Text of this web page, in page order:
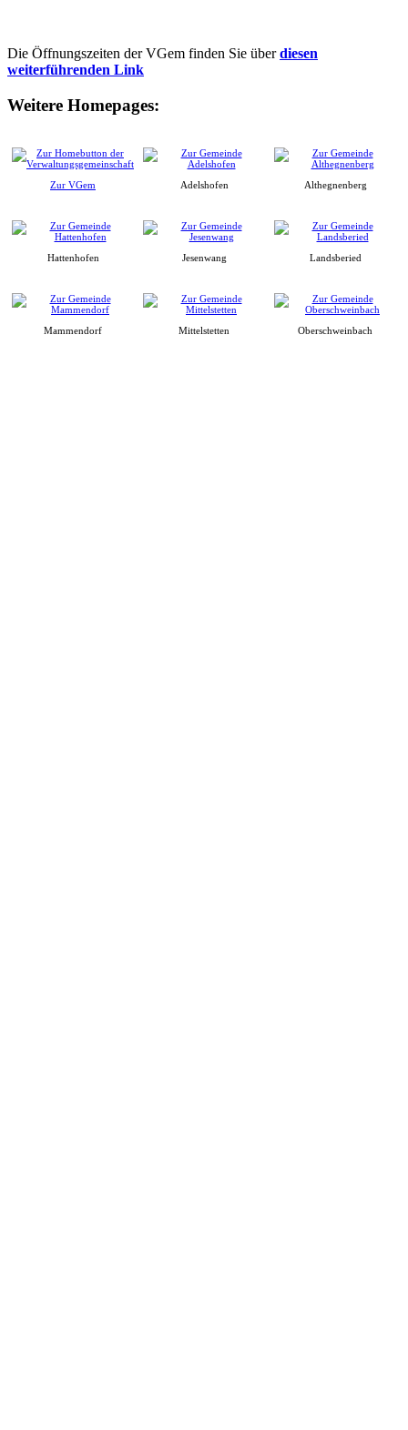
Die Öffnungszeiten der VGem finden Sie überdiesen
weiterführenden Link
Weitere Homepages:
Zur VGem Adelshofen Althegnenberg
Hattenhofen Jesenwang Landsberied
Mammendorf Mittelstetten Oberschweinbach